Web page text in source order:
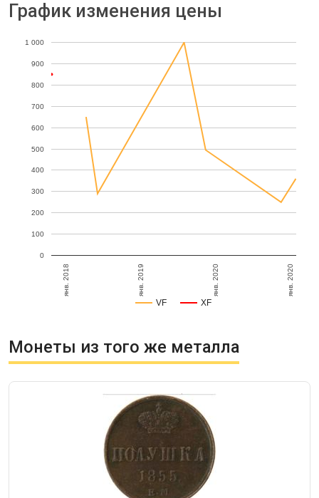
График изменения цены
VF XF
янв. 2018 янв. 2019 янв. 2020 янв. 2020
0
100
200
300
400
500
600
700
800
900
1 000
Монеты из того же металла